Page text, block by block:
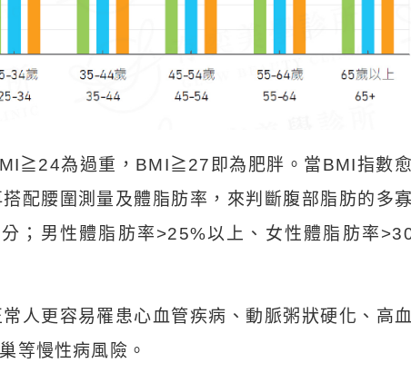
為過重，BMI≧27即為肥胖。當BMI指數
配腰圍測量及體脂肪率，來判斷腹部脂肪的多
；男性體脂肪率>25%以上、女性體脂肪率
人更容易罹患心血管疾病、動脈粥狀硬化、高
等慢性病風險。